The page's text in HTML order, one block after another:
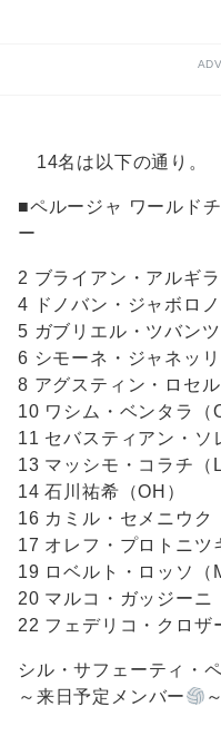
14名は以下の通り。
■ペルージャ ワールド
ー
2 ブライアン・アルギラ
4 ドノバン・ジャボロノ
5 ガブリエル・ツバンツ
6 シモーネ・ジャネッリ
8 アグスティン・ロセル
10 ワシム・ベンタラ（
11 セバスティアン・ソ
13 マッシモ・コラチ（L
14 石川祐希（OH）
16 カミル・セメニウク
17 オレフ・プロトニツ
19 ロベルト・ロッソ（
20 マルコ・ガッジーニ
22 フェデリコ・クロザ
シル・サフェーティ・
～来日予定メンバー
～